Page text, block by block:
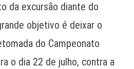
da excursão diante do
objetivo é deixar o
do Campeonato
o dia 22 de julho, contra a